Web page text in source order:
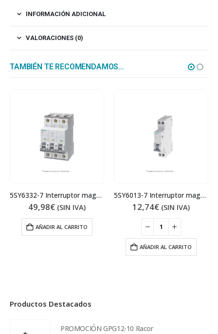
INFORMACIÓN ADICIONAL
VALORACIONES (0)
TAMBIÉN TE RECOMENDAMOS…
5SY6332-7 Interruptor magnetotérmico
49,98€ (SIN IVA)
AÑADIR AL CARRITO
5SY6013-7 Interruptor magnetotérmico
12,74€ (SIN IVA)
AÑADIR AL CARRITO
Productos Destacados
PROMOCIÓN GPG12-10 Racor